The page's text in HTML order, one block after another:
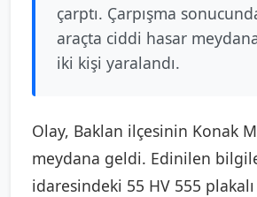
çarptı. Çarpışma
araçta ciddi hasar
iki kişi yaralandı.
Olay, Baklan ilçesinin Konak
meydana geldi. Edinilen
idaresindeki 55 HV 555